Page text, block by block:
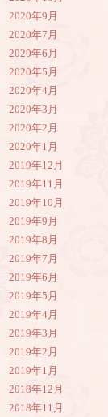
2020年9月
2020年7月
2020年6月
2020年5月
2020年4月
2020年3月
2020年2月
2020年1月
2019年12月
2019年11月
2019年10月
2019年9月
2019年8月
2019年7月
2019年6月
2019年5月
2019年4月
2019年3月
2019年2月
2019年1月
2018年12月
2018年11月